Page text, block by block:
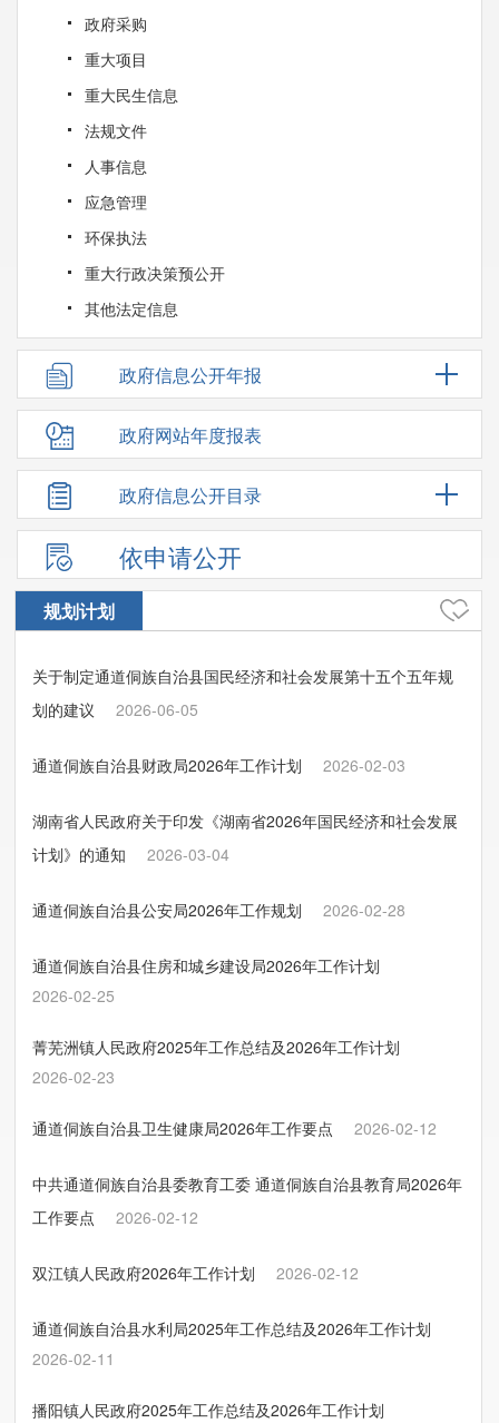
政府采购
重大项目
重大民生信息
法规文件
人事信息
应急管理
环保执法
重大行政决策预公开
其他法定信息
政府信息公开年报
政府网站年度报表
政府信息公开目录
依申请公开
规划计划
关于制定通道侗族自治县国民经济和社会发展第十五个五年规
划的建议
2026-06-05
通道侗族自治县财政局2026年工作计划 2026-02-03
湖南省人民政府关于印发《湖南省2026年国民经济和社会发展
计划》的通知
2026-03-04
通道侗族自治县公安局2026年工作规划 2026-02-28
通道侗族自治县住房和城乡建设局2026年工作计划
2026-02-25
菁芜洲镇人民政府2025年工作总结及2026年工作计划
2026-02-23
通道侗族自治县卫生健康局2026年工作要点 2026-02-12
中共通道侗族自治县委教育工委 通道侗族自治县教育局2026年
工作要点
2026-02-12
双江镇人民政府2026年工作计划 2026-02-12
通道侗族自治县水利局2025年工作总结及2026年工作计划
2026-02-11
播阳镇人民政府2025年工作总结及2026年工作计划